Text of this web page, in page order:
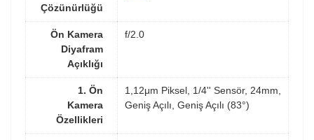
Çözünürlüğü
Ön Kamera
Diyafram
Açıklığı
f/2.0
1. Ön
Kamera
Özellikleri
1,12μm Piksel, 1/4'' Sensör, 24mm,
Geniş Açılı, Geniş Açılı (83°)